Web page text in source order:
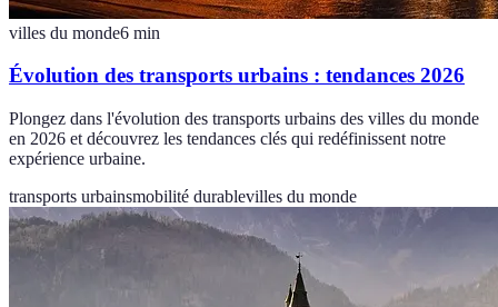
villes du monde6 min
Évolution des transports urbains : tendances 2026
Plongez dans l'évolution des transports urbains des villes du monde
en 2026 et découvrez les tendances clés qui redéfinissent notre
expérience urbaine.
transports urbainsmobilité durablevilles du monde